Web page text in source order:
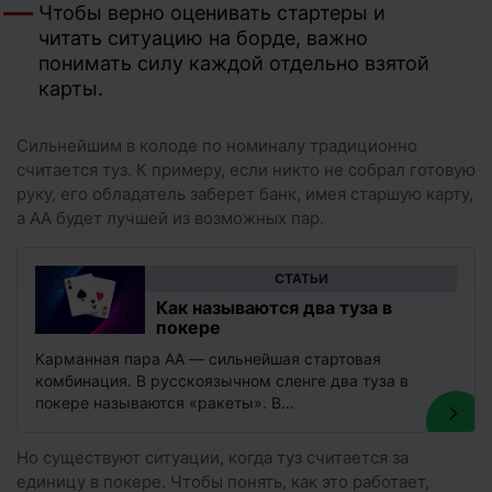
Чтобы верно оценивать стартеры и
читать ситуацию на борде, важно
понимать силу каждой отдельно взятой
карты.
Сильнейшим в колоде по номиналу традиционно
считается туз. К примеру, если никто не собрал готовую
руку, его обладатель заберет банк, имея старшую карту,
а AA будет лучшей из возможных пар.
CТАТЬИ
Как называются два туза в
покере
Карманная пара АА — сильнейшая стартовая
комбинация. В русскоязычном сленге два туза в
покере называются «ракеты». В
Но существуют ситуации, когда туз считается за
единицу в покере. Чтобы понять, как это работает,